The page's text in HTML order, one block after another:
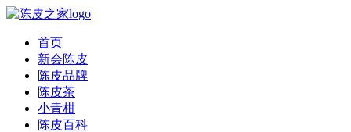
首页
新会陈皮
陈皮品牌
陈皮茶
小青柑
陈皮百科